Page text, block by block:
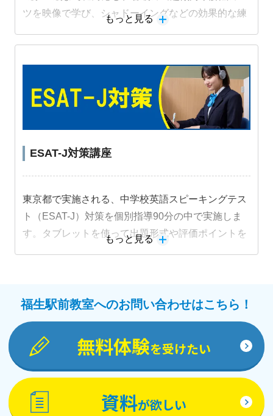
ツを映像で学び、シャドーイングなどの効果的な練
もっと見る
ESAT-J対策講座
東京都で実施される、中学校英語スピーキングテス
ト（ESAT-J）対策を個別指導90分の中で実施しま
す。タブレットを使って出題形式や評価ポイントを
もっと見る
福生駅前教室へのお問い合わせはこちら！
無料体験を受けたい
資料が欲しい